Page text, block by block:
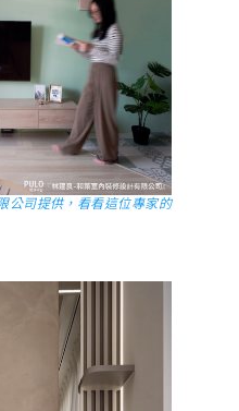
公司提供，看看這位專家的